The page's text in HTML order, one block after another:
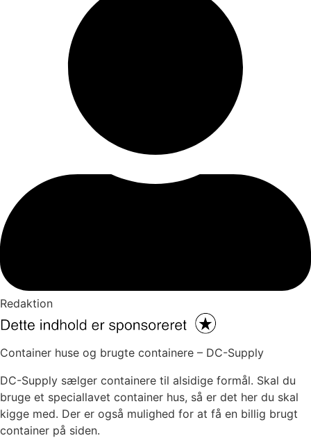
Redaktion
Container huse og brugte containere – DC-Supply
DC-Supply sælger containere til alsidige formål. Skal du
bruge et speciallavet container hus, så er det her du skal
kigge med. Der er også mulighed for at få en billig brugt
container på siden.